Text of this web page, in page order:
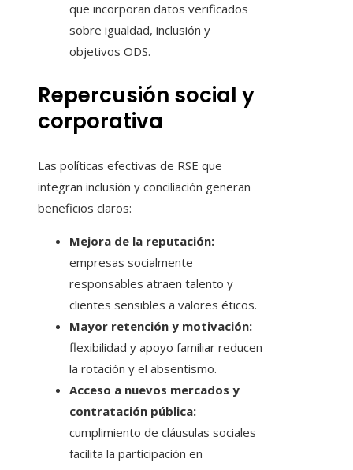
que incorporan datos verificados
sobre igualdad, inclusión y
objetivos ODS.
Repercusión social y
corporativa
Las políticas efectivas de RSE que
integran inclusión y conciliación generan
beneficios claros:
Mejora de la reputación:
empresas socialmente
responsables atraen talento y
clientes sensibles a valores éticos.
Mayor retención y motivación:
flexibilidad y apoyo familiar reducen
la rotación y el absentismo.
Acceso a nuevos mercados y
contratación pública:
cumplimiento de cláusulas sociales
facilita la participación en